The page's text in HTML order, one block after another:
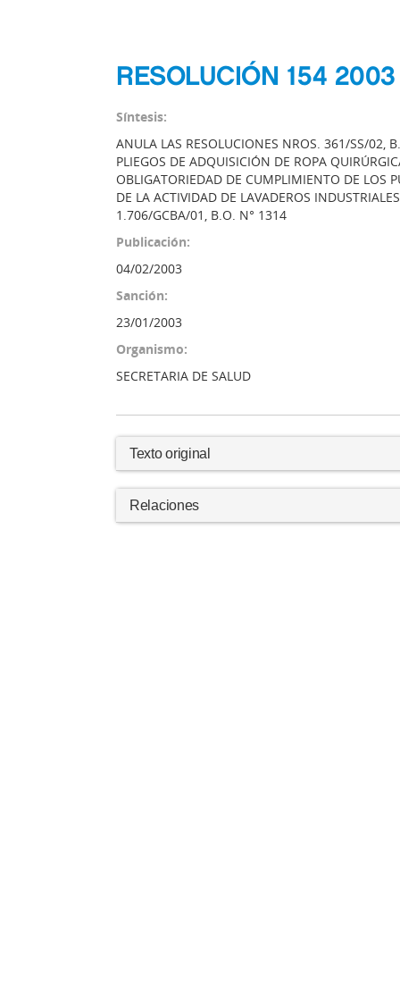
RESOLUCIÓN 154
Síntesis:
ANULA LAS RESOLUCIONES NROS. 361/SS/02,
PLIEGOS DE ADQUISICIÓN DE ROPA
OBLIGATORIEDAD DE CUMPLIMIENTO DE LOS
DE LA ACTIVIDAD DE LAVADEROS
1.706/GCBA/01, B.O. N° 1314
Publicación:
04/02/2003
Sanción:
23/01/2003
Organismo:
SECRETARIA DE SALUD
Texto original
Relaciones